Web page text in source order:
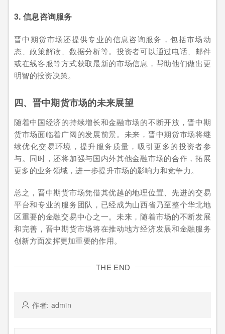
3. 信息咨询服务
晋中期货市场还提供专业的信息咨询服务，包括市场动
态、政策解读、数据分析等。投资者可以通过电话、邮件
或在线客服等方式获取最新的市场信息，帮助他们做出更
明智的投资决策。
四、晋中期货市场的未来展望
随着中国经济的持续增长和金融市场的不断开放，晋中期
货市场面临着广阔的发展前景。未来，晋中期货市场将继
续优化交易环境，提升服务质量，吸引更多的投资者参
与。同时，还将加强与国内外其他金融市场的合作，拓展
更多的业务领域，进一步提升市场的影响力和竞争力。
总之，晋中期货市场凭借其优越的地理位置、先进的交易
平台和专业的服务团队，已经成为山西省乃至整个华北地
区重要的金融交易中心之一。未来，随着市场的不断发展
和完善，晋中期货市场将在推动地方经济发展和金融服务
创新方面发挥更加重要的作用。
THE END
作者: admin